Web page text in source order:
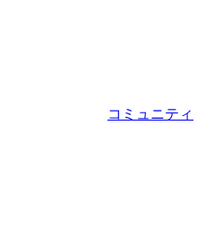
コミュニティ